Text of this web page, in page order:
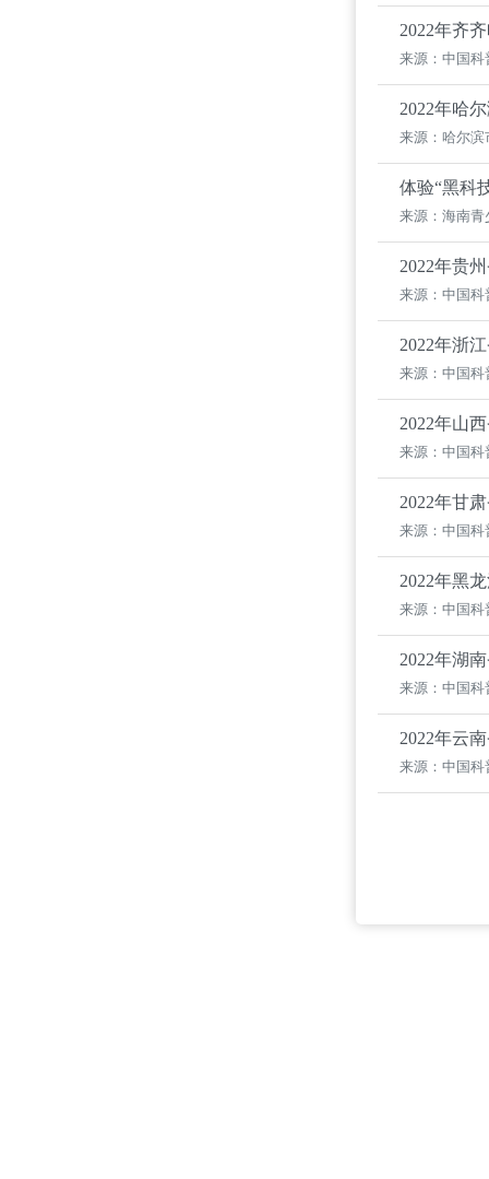
2022年齐
来源：中国科
2022年哈
来源：哈尔滨
体验“黑科
来源：海南青
2022年贵
来源：中国科
2022年浙
来源：中国科
2022年山
来源：中国科
2022年甘
来源：中国科
2022年黑
来源：中国科
2022年湖
来源：中国科
2022年云
来源：中国科